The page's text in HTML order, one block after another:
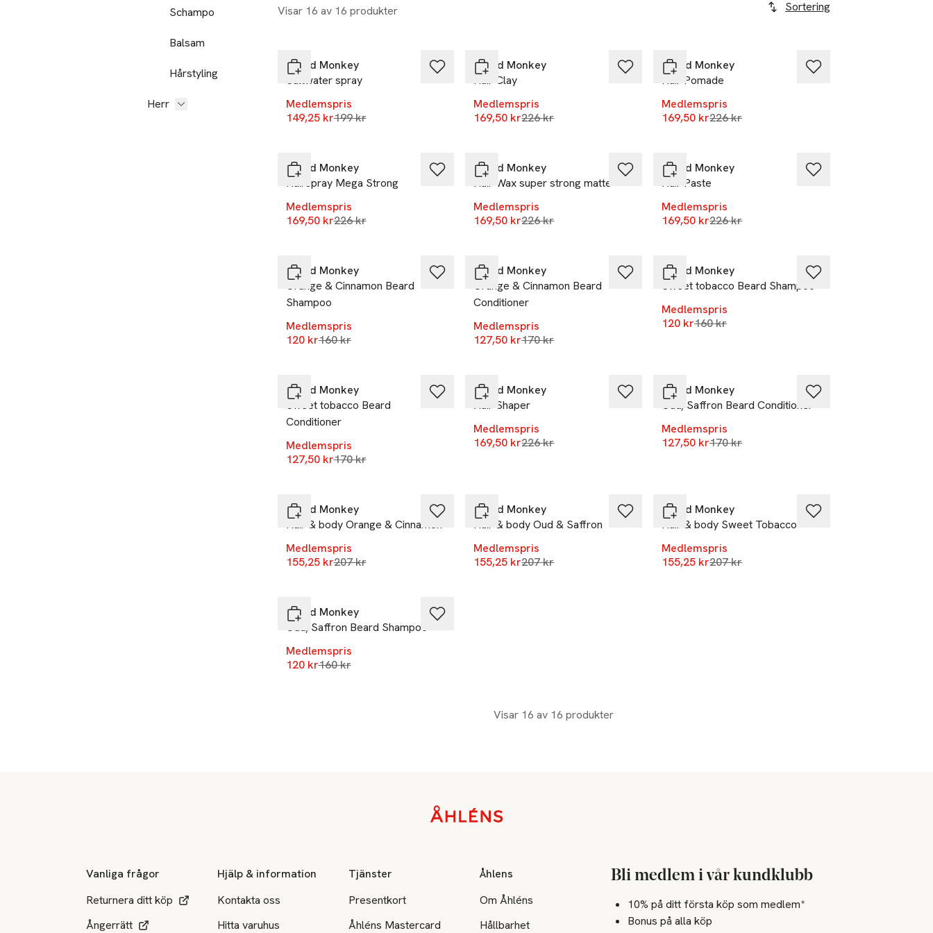
Schampo
Balsam
Hårstyling
Herr
Visar 16 av 16 produkter Sortering
Beard Monkey
Saltwater spray
Medlemspris
149,25 krLägsta pris 30 dagar
199 kr
Beard Monkey
Hair Clay
Medlemspris
169,50 krLägsta pris 30 dagar
226 kr
Beard Monkey
Hair Pomade
Medlemspris
169,50 krLägsta pris 30 dagar
226 kr
Beard Monkey
Hairspray Mega Strong
Medlemspris
169,50 krLägsta pris 30 dagar
226 kr
Beard Monkey
Hair Wax super strong matte
Medlemspris
169,50 krLägsta pris 30 dagar
226 kr
Beard Monkey
Hair Paste
Medlemspris
169,50 krLägsta pris 30 dagar
226 kr
Beard Monkey
Orange & Cinnamon Beard
Shampoo
Medlemspris
120 krLägsta pris 30 dagar
160 kr
Beard Monkey
Orange & Cinnamon Beard
Conditioner
Medlemspris
127,50 krLägsta pris 30 dagar
170 kr
Beard Monkey
Sweet tobacco Beard Shampoo
Medlemspris
120 krLägsta pris 30 dagar
160 kr
Beard Monkey
Sweet tobacco Beard
Conditioner
Medlemspris
127,50 krLägsta pris 30 dagar
170 kr
Beard Monkey
Hair Shaper
Medlemspris
169,50 krLägsta pris 30 dagar
226 kr
Beard Monkey
Oud/Saffron Beard Conditioner
Medlemspris
127,50 krLägsta pris 30 dagar
170 kr
Beard Monkey
Hair & body Orange & Cinnamon
Medlemspris
155,25 krLägsta pris 30 dagar
207 kr
Beard Monkey
Hair & body Oud & Saffron
Medlemspris
155,25 krLägsta pris 30 dagar
207 kr
Beard Monkey
Hair & body Sweet Tobacco
Medlemspris
155,25 krLägsta pris 30 dagar
207 kr
Beard Monkey
Oud/Saffron Beard Shampoo
Medlemspris
120 krLägsta pris 30 dagar
160 kr
Visar 16 av 16 produkter
Vanliga frågor
Returnera ditt köp
Ångerrätt
Hjälp & information
Kontakta oss
Hitta varuhus
Tjänster
Presentkort
Åhléns Mastercard
Åhlens
Om Åhléns
Hållbarhet
Bli medlem i vår kundklubb
10% på ditt första köp som medlem*
Bonus på alla köp